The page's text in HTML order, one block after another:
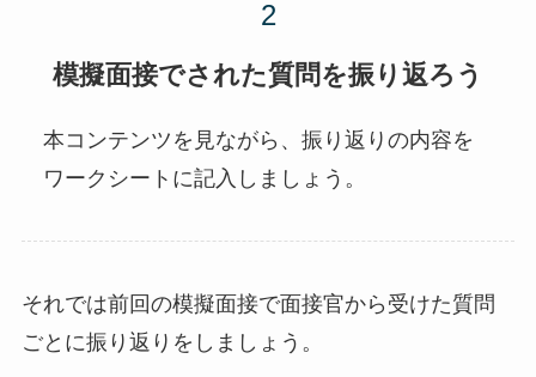
模擬面接でされた質問を振り返ろう
本コンテンツを見ながら、振り返りの内容を
ワークシートに記入しましょう。
それでは前回の模擬面接で面接官から受けた質問
ごとに振り返りをしましょう。